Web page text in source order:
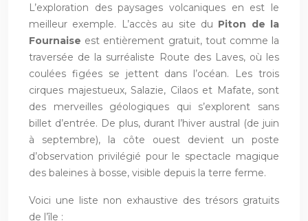
L’exploration des paysages volcaniques en est le
meilleur exemple. L’accès au site du Piton de la
Fournaise est entièrement gratuit, tout comme la
traversée de la surréaliste Route des Laves, où les
coulées figées se jettent dans l’océan. Les trois
cirques majestueux, Salazie, Cilaos et Mafate, sont
des merveilles géologiques qui s’explorent sans
billet d’entrée. De plus, durant l’hiver austral (de juin
à septembre), la côte ouest devient un poste
d’observation privilégié pour le spectacle magique
des baleines à bosse, visible depuis la terre ferme.
Voici une liste non exhaustive des trésors gratuits
de l’île :